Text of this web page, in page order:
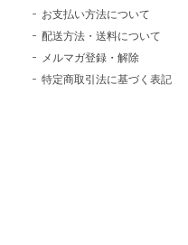
お支払い方法について
配送方法・送料について
メルマガ登録・解除
特定商取引法に基づく表記